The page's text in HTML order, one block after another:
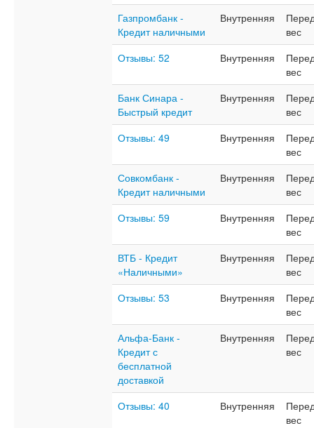
Газпромбанк -
Кредит наличными
Внутренняя
вес
Отзывы: 52
Внутренняя
вес
Банк Синара -
Быстрый кредит
Внутренняя
вес
Отзывы: 49
Внутренняя
вес
Совкомбанк -
Кредит наличными
Внутренняя
вес
Отзывы: 59
Внутренняя
вес
ВТБ - Кредит
«Наличными»
Внутренняя
вес
Отзывы: 53
Внутренняя
вес
Альфа-Банк -
Кредит с
бесплатной
доставкой
Внутренняя
вес
Отзывы: 40 Внутренняя
вес